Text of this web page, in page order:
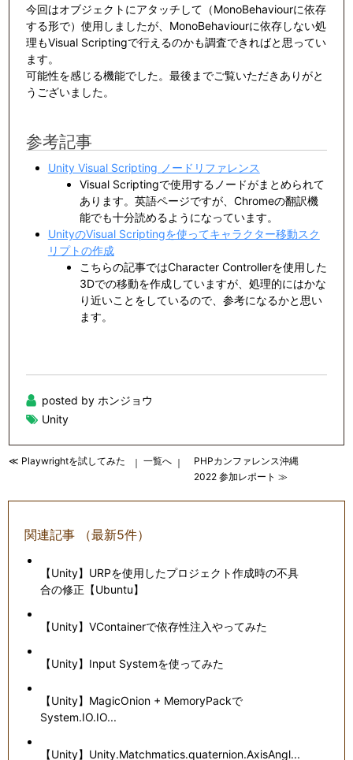
今回はオブジェクトにアタッチして（MonoBehaviourに依存
する形で）使用しましたが、MonoBehaviourに依存しない処
理もVisual Scriptingで行えるのかも調査できればと思ってい
ます。
可能性を感じる機能でした。最後までご覧いただきありがと
うございました。
参考記事
Unity Visual Scripting ノードリファレンス
Visual Scriptingで使用するノードがまとめられて
あります。英語ページですが、Chromeの翻訳機
能でも十分読めるようになっています。
UnityのVisual Scriptingを使ってキャラクター移動スク
リプトの作成
こちらの記事ではCharacter Controllerを使用した
3Dでの移動を作成していますが、処理的にはかな
り近いことをしているので、参考になるかと思い
ます。
posted by ホンジョウ
Unity
≪ Playwrightを試してみた ｜一覧へ ｜
PHPカンファレンス沖縄
2022 参加レポート ≫
関連記事 （最新5件）
【Unity】URPを使用したプロジェクト作成時の不具
合の修正【Ubuntu】
【Unity】VContainerで依存性注入やってみた
【Unity】Input Systemを使ってみた
【Unity】MagicOnion + MemoryPackで
System.IO.IO...
【Unity】Unity.Matchmatics.quaternion.AxisAngl...